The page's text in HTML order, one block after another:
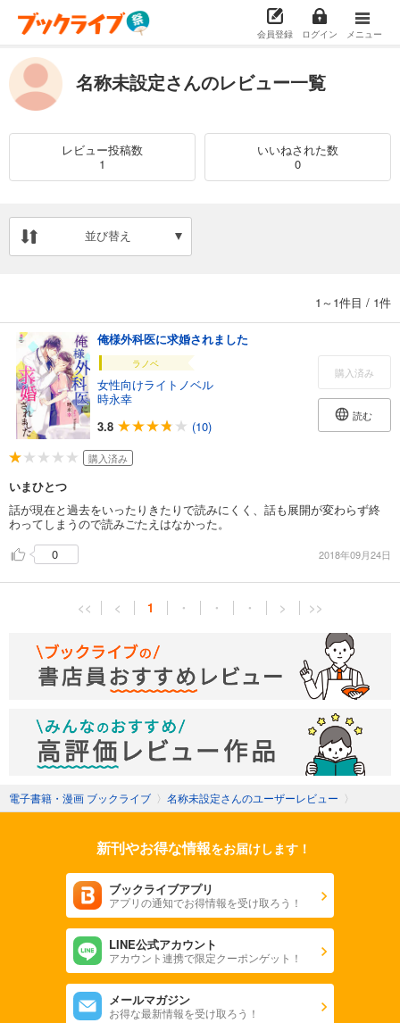
会員登録 ログイン メニュー
名称未設定さんのレビュー一覧
レビュー投稿数
1
いいねされた数
0
並び替え
1～1件目 / 1件
俺様外科医に求婚されました
ラノベ
女性向けライトノベル
時永幸
3.8
(10)
購入済み
読む
購入済み
いまひとつ
話が現在と過去をいったりきたりで読みにくく、話も展開が変わらず終
わってしまうので読みごたえはなかった。
0
2018年09月24日
<< < 1 ・ ・ ・ > >>
電子書籍・漫画 ブックライブ 〉 名称未設定さんのユーザーレビュー 〉
新刊やお得な情報をお届けします！
ブックライブアプリ
アプリの通知でお得情報を受け取ろう！
LINE公式アカウント
アカウント連携で限定クーポンゲット！
メールマガジン
お得な最新情報を受け取ろう！